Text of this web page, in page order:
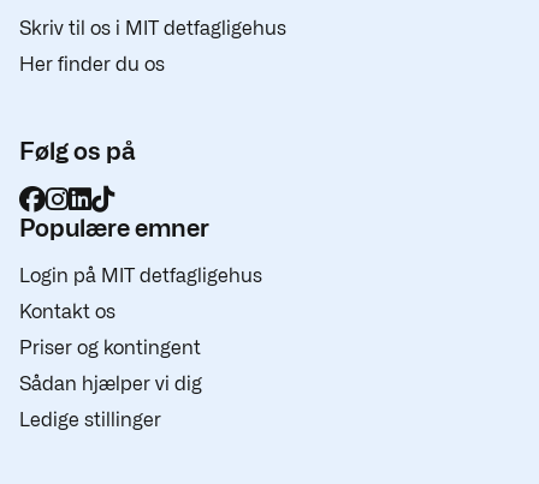
Skriv til os i MIT detfagligehus
Her finder du os
Følg os på
Populære emner
Login på MIT detfagligehus
Kontakt os
Priser og kontingent
Sådan hjælper vi dig
Ledige stillinger